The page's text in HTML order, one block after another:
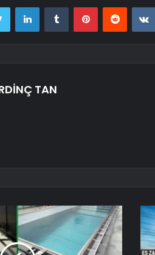
Twitter LinkedInTumblr PinterestReddit
TAN